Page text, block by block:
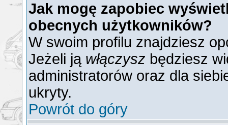
Jak mogę zapobiec
obecnych użytkowników?
W swoim profilu znajdziesz
Jeżeli ją włączysz będziesz
administratorów oraz dla
ukryty.
Powrót do góry